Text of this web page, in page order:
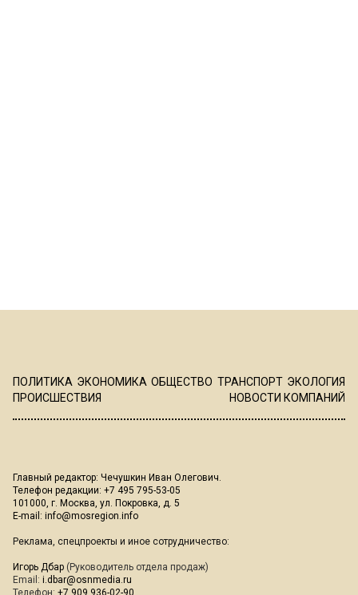
ПОЛИТИКА ЭКОНОМИКА ОБЩЕСТВО ТРАНСПОРТ ЭКОЛОГИЯ
ПРОИСШЕСТВИЯ
НОВОСТИ КОМПАНИЙ
Главный редактор: Чечушкин Иван Олегович.
Телефон редакции: +7 495 795-53-05
101000, г. Москва, ул. Покровка, д. 5
E-mail: info@mosregion.info
Реклама, спецпроекты и иное сотрудничество:
Игорь Дбар (Руководитель отдела продаж)
Email: i.dbar@osnmedia.ru
Телефон: +7 909 936-02-90